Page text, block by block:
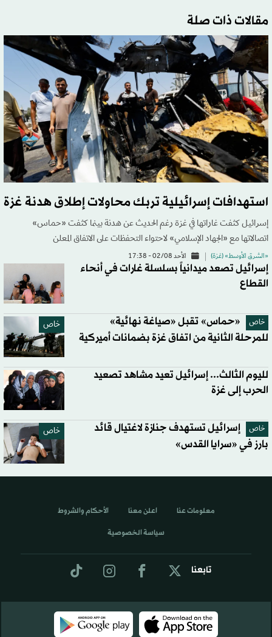
مقالات ذات صلة
استهدافات إسرائيلية تربك محاولات إطلاق هدنة غزة
إسرائيل كثفت غاراتها في غزة رغم الحديث عن هدنة بينما كثفت «حماس»
اتصالاتها مع «الجهاد الإسلامي» لاحتواء التحفظات على الاتفاق المعلن
«الشرق الأوسط» (غزة) الأحد 02/08 - 17:38
إسرائيل تصعد ميدانياً بسلسلة غارات في أنحاء
القطاع
خاص خاص
«حماس» تقبل «صياغة نهائية»
للمرحلة الثانية من اتفاق غزة بضمانات أميركية
لليوم الثالث... إسرائيل تعيد مشاهد تصعيد
الحرب إلى غزة
خاص خاص
إسرائيل تستهدف جنازة لاغتيال قائد
بارز في «سرايا القدس»
تابعنا
معلومات عنا اعلن معنا الأحكام والشروط
سياسة الخصوصية